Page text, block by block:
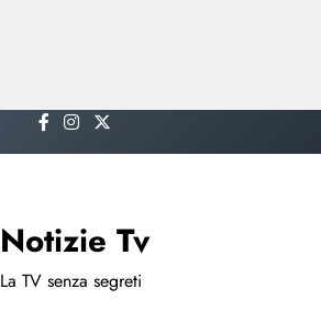
Notizie Tv
La TV senza segreti